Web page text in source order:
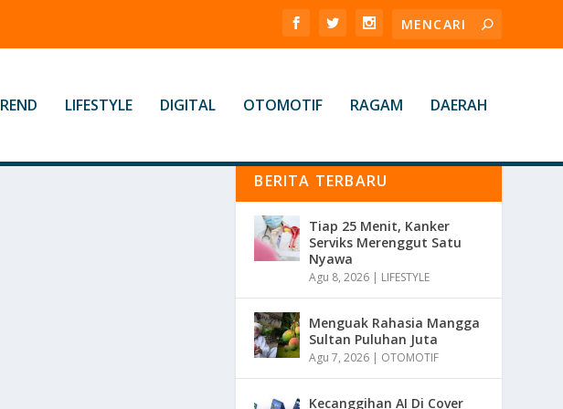
LIFESTYLE DIGITAL OTOMOTIF RAGAM DAERAH
BERITA TERBARU
Tiap 25 Menit, Kanker
Serviks Merenggut Satu
Nyawa
Agu 8, 2026 | LIFESTYLE
Menguak Rahasia Mangga
Sultan Puluhan Juta
Agu 7, 2026 | OTOMOTIF
Kecanggihan AI Di Cover